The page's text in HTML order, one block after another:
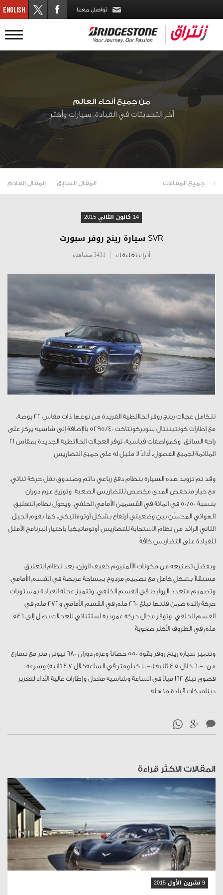
تواصل معنا
من جميع أنحاء العالم
آخر التحديثات في القيادة، سيارات وأكثر
جميع المقالات المقال السابق المقال القادم
14 كانون الثاني 2015
SVR سيارة رينج روفر سبورت
أترك تعليقك 3431 مشاهدة
تتكامل عجلات رينج روفر الخلائطية الفريدة من نوعها ذات مقاس 22 بوصة،
مع إطارات كونتيننتال سوبركونتاكت 5295/40 بالإضافة إلى شاسيه يركز على
راحة السائق. وكمواصفات قياسية، توفر العجلات الخلائطية الجديدة بمقاس 21
الملائمة لجميع الفصول، أداءً لا مثيل له على جميع التضاريس
وقد تم تزويد هذه السيارة بنظام دفع رباعي دائم وصندوق نقل حركة ثنائي،
مع خيار منخفض المدى مخصص للتضاريس الصعبة، وتوزيع عزم دوران
بنسبة 50/50 في المائة في القسمين الأمامي الخلفي. ويحوّل نظام التعليق
الهوائي المحسّن بين وضعيتي ارتفاع بشكل أوتوماتيكي، كما يقوم الجيل
الثاني الرائد من نظام الاستجابة للتضاريس أوتوماتيكياً باختيار البرنامج الأمثل
للقيادة على التضاريس كافةً
وبفضل تصنيعه من مكونات الألمنيوم خفيف الوزن، يعد نظام التعليق
مستقلاً بشكلٍ كامل مع تصميم مزدوج بمساحة عريضة في القسم الأمامي
وتصميم متعدد الروابط في القسم الخلفي. وتتميز عجلة القيادة بمستويات
حركة رائدة ضمن فئتها تبلغ 260 ملم في القسم الأمامي و272 ملم في
القسم الخلفي، وتوفر مجال حركة عمودية استثنائي للعجلات يصل إلى 546
ملم في الظروف الأكثر صعوبةً
وتتميز سيارة رينج روفر بقوة 550 حصاناً وعزم دوران 680 نيوتن متر مع تسارع
من 0-60 خلال 4.5 ثانية (0-100 كيلومتر في الساعةخلال 4.7 ثانية) وسرعة
قصوى تبلغ 162 ميلاً في الساعة وشاسيه معدل وإطارات عالية الأداء لتعزيز
ديناميكات قيادة مذهلة
المقالات الاكثر قراءة
قراءة المقال
9 تشرين الأول 2015